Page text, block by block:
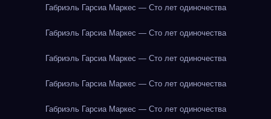
Габриэль Гарсиа Маркес — Сто лет одиночества
Габриэль Гарсиа Маркес — Сто лет одиночества
Габриэль Гарсиа Маркес — Сто лет одиночества
Габриэль Гарсиа Маркес — Сто лет одиночества
Габриэль Гарсиа Маркес — Сто лет одиночества